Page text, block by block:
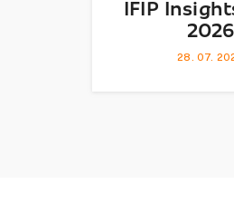
IFIP
2026
28. 07.